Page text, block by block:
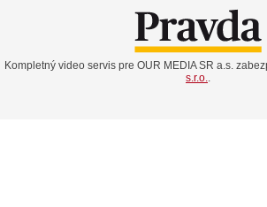
Kompletný video servis pre OUR MEDIA SR a.s.
s.r.o..